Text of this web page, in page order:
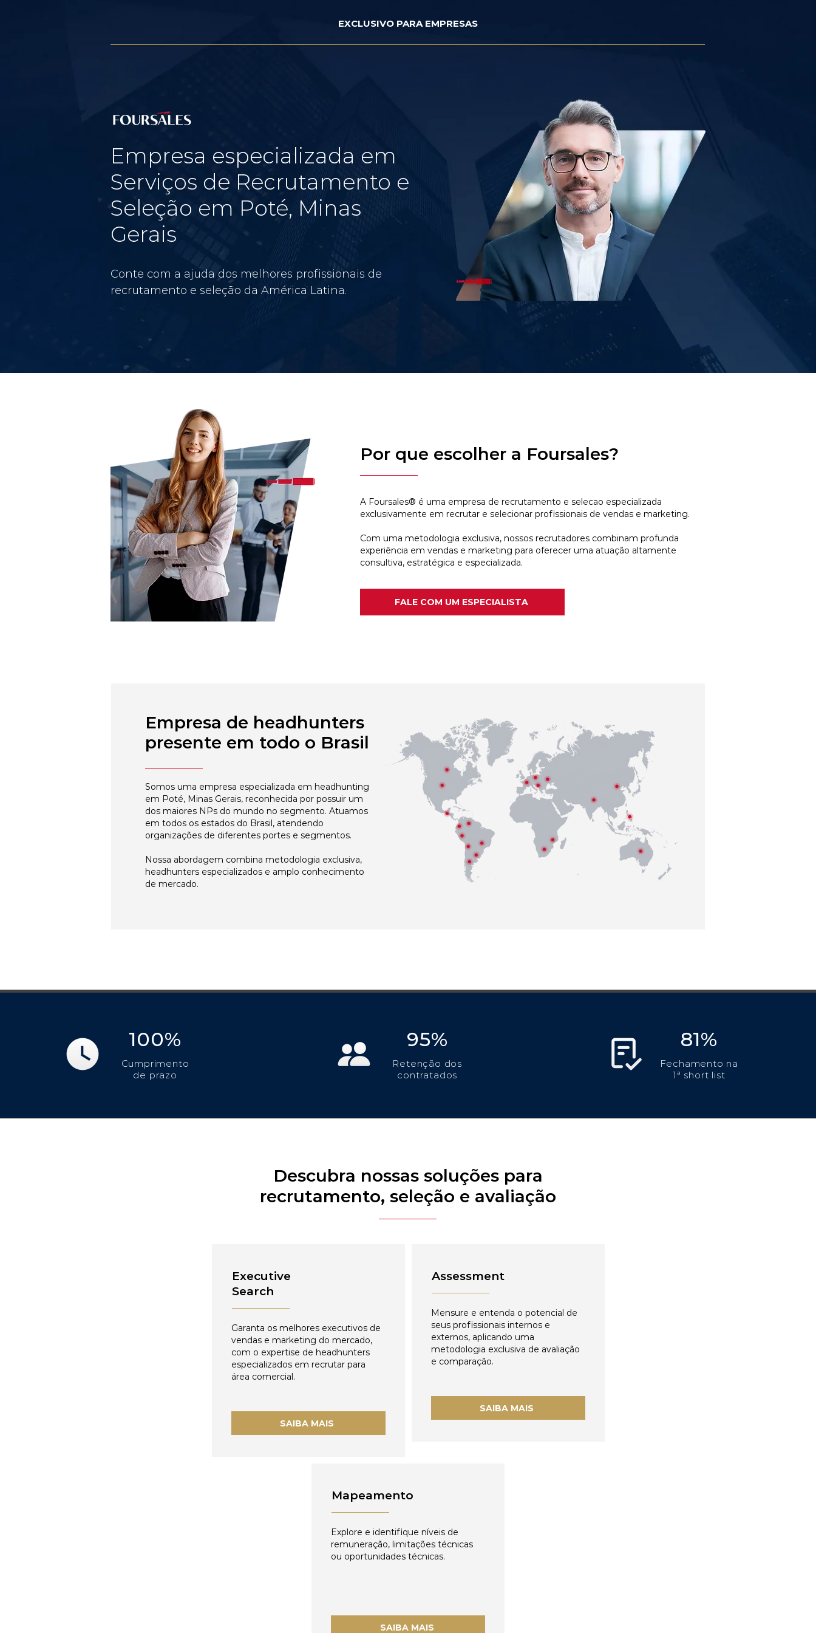
EXCLUSIVO PARA EMPRESAS
Empresa especializada em
Serviços de Recrutamento e
Seleção em Poté, Minas
Gerais
Conte com a ajuda dos melhores profissionais de
recrutamento e seleção da América Latina.
Por que escolher a Foursales?
A Foursales® é uma empresa de recrutamento e selecao especializada
exclusivamente em recrutar e selecionar profissionais de vendas e marketing.
Com uma metodologia exclusiva, nossos recrutadores combinam profunda
experiência em vendas e marketing para oferecer uma atuação altamente
consultiva, estratégica e especializada.
FALE COM UM ESPECIALISTA
Empresa de headhunters
presente em todo o Brasil
Somos uma empresa especializada em headhunting
em Poté, Minas Gerais, reconhecida por possuir um
dos maiores NPs do mundo no segmento. Atuamos
em todos os estados do Brasil, atendendo
organizações de diferentes portes e segmentos.
Nossa abordagem combina metodologia exclusiva,
headhunters especializados e amplo conhecimento
de mercado.
100%
Cumprimento
de prazo
95%
Retenção dos
contratados
81%
Fechamento na
1ª short list
Descubra nossas soluções para
recrutamento, seleção e avaliação
Executive
Search
Garanta os melhores executivos de
vendas e marketing do mercado,
com o expertise de headhunters
especializados em recrutar para
área comercial.
SAIBA MAIS
Assessment
Mensure e entenda o potencial de
seus profissionais internos e
externos, aplicando uma
metodologia exclusiva de avaliação
e comparação.
SAIBA MAIS
Mapeamento
Explore e identifique níveis de
remuneração, limitações técnicas
ou oportunidades técnicas.
SAIBA MAIS